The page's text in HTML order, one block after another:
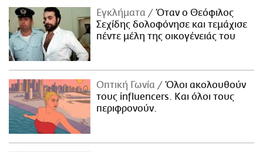
Εγκλήματα
Όταν ο Θεόφιλος
Σεχίδης δολοφόνησε και τεμάχισε
πέντε μέλη της οικογένειάς του
Οπτική Γωνία
Όλοι ακολουθούν
τους influencers. Και όλοι τους
περιφρονούν.